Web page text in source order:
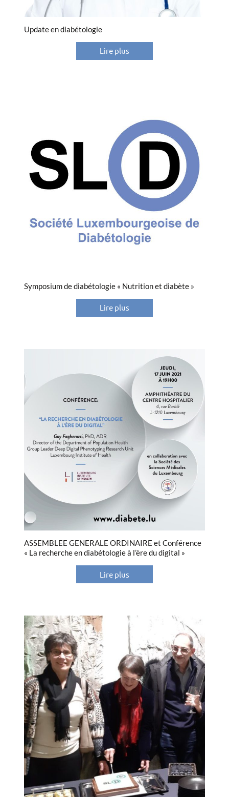
Update en diabétologie
Lire plus
Symposium de diabétologie « Nutrition et diabète »
Lire plus
ASSEMBLEE GENERALE ORDINAIRE et Conférence
« La recherche en diabétologie à l’ère du digital »
Lire plus